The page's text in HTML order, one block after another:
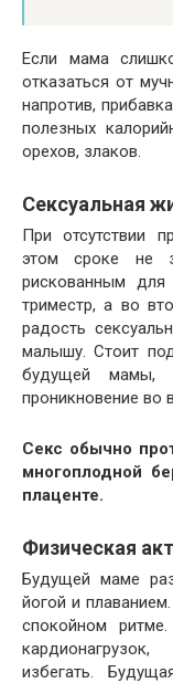
Если мама
отказаться от
напротив,
полезных
орехов, злаков.
Сексуальная
При отсутствии
этом сроке не
рискованным для
триместр, а во
радость
малышу. Стоит
будущей мамы,
проникновение во
Секс обычно
многоплодной
плаценте.
Физическая
Будущей маме
йогой и
спокойном
избегать.